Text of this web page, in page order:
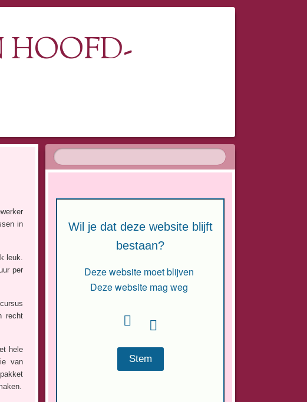
in
leuk.
per
recht
hele
van
Wil je dat deze website blijft
bestaan?
Deze website moet blijven
Deze website mag weg